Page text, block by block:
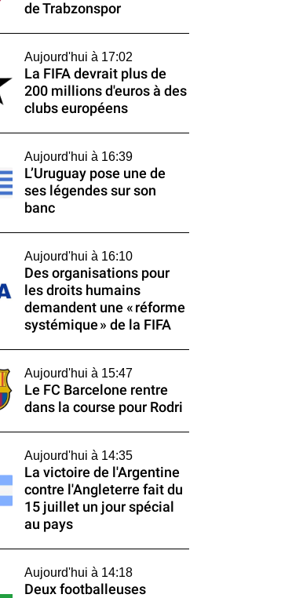
de Trabzonspor
Aujourd'hui à 17:02
La FIFA devrait plus de
200 millions d'euros à des
clubs européens
Aujourd'hui à 16:39
L’Uruguay pose une de
ses légendes sur son
banc
Aujourd'hui à 16:10
Des organisations pour
les droits humains
demandent une « réforme
systémique » de la FIFA
Aujourd'hui à 15:47
Le FC Barcelone rentre
dans la course pour Rodri
Aujourd'hui à 14:35
La victoire de l'Argentine
contre l'Angleterre fait du
15 juillet un jour spécial
au pays
Aujourd'hui à 14:18
Deux footballeuses